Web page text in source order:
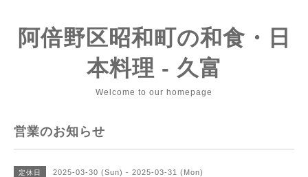
阿倍野区昭和町の和食・日
本料理 - 久富
Welcome to our homepage
営業のお知らせ
定休日 2025-03-30 (Sun) - 2025-03-31 (Mon)